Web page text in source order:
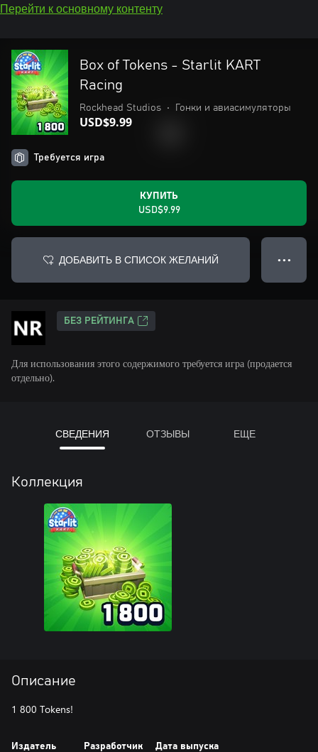
Перейти к основному контенту
Box of Tokens - Starlit KART
Racing
Rockhead Studios • Гонки и авиасимуляторы
USD$9.99
Требуется игра
КУПИТЬ
USD$9.99
ДОБАВИТЬ В СПИСОК ЖЕЛАНИЙ ● ● ●
БЕЗ РЕЙТИНГА
Для использования этого содержимого требуется игра (продается
отдельно).
СВЕДЕНИЯ ОТЗЫВЫ ЕЩЕ
Коллекция
Описание
1 800 Tokens!
Издатель Разработчик Дата выпуска